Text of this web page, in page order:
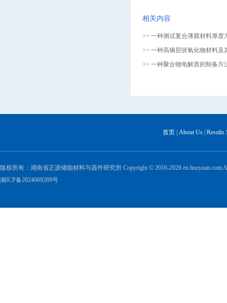
相关内容
>> 一种测试复合薄膜材料厚度
>> 一种高熵层状氧化物材料及
>> 一种聚合物电解质的制备方
首页 About Us Results
版权所有：湖南省正源储能材料与器件研究所 Copyright © 2016-2028 en.hnzyuan.com
湘ICP备2024069269号